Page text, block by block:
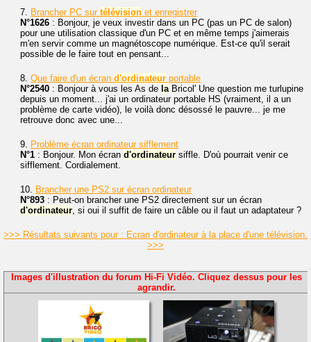
7. Brancher PC sur télévision et enregistrer
N°1626 : Bonjour, je veux investir dans un PC (pas un PC de salon)
pour une utilisation classique d'un PC et en même temps j'aimerais
m'en servir comme un magnétoscope numérique. Est-ce qu'il serait
possible de le faire tout en pensant...
8. Que faire d'un écran d'ordinateur portable
N°2540 : Bonjour à vous les As de laBricol' Une question me turlupine
depuis un moment... j'ai un ordinateur portable HS (vraiment, il a un
problème de carte vidéo), le voilà donc désossé le pauvre... je me
retrouve donc avec une...
9. Problème écran ordinateur sifflement
N°1 : Bonjour. Mon écran d'ordinateur siffle. D'où pourrait venir ce
sifflement. Cordialement.
10. Brancher une PS2 sur écran ordinateur
N°893 : Peut-on brancher une PS2 directement sur un écran
d'ordinateur, si oui il suffit de faire un câble ou il faut un adaptateur ?
>>> Résultats suivants pour : Ecran d'ordinateur à la place d'une télévision.
>>>
Images d'illustration du forum Hi-Fi Vidéo. Cliquez dessus pour les
agrandir.